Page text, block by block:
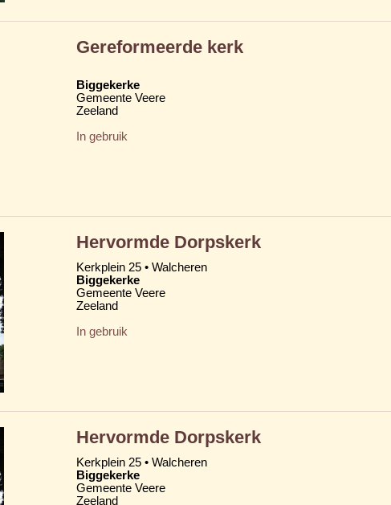
Gereformeerde kerk
Biggekerke
Gemeente Veere
Zeeland
In gebruik
Hervormde Dorpskerk
Kerkplein 25 • Walcheren
Biggekerke
Gemeente Veere
Zeeland
In gebruik
Hervormde Dorpskerk
Kerkplein 25 • Walcheren
Biggekerke
Gemeente Veere
Zeeland